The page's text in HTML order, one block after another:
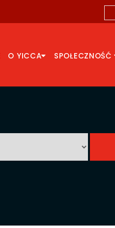
O YICCA SPOŁECZNOŚĆ